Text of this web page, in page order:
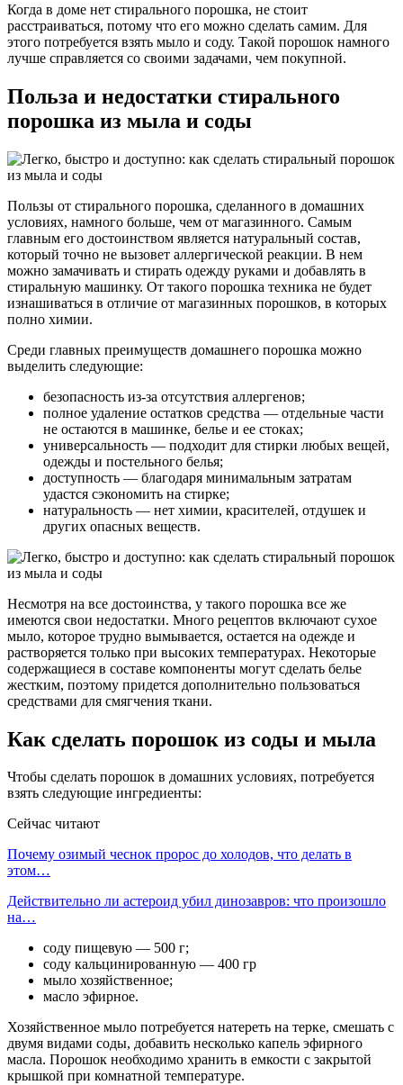
Когда в доме нет стирального порошка, не стоит
расстраиваться, потому что его можно сделать самим. Для
этого потребуется взять мыло и соду. Такой порошок намного
лучше справляется со своими задачами, чем покупной.
Польза и недостатки стирального
порошка из мыла и соды
Пользы от стирального порошка, сделанного в домашних
условиях, намного больше, чем от магазинного. Самым
главным его достоинством является натуральный состав,
который точно не вызовет аллергической реакции. В нем
можно замачивать и стирать одежду руками и добавлять в
стиральную машинку. От такого порошка техника не будет
изнашиваться в отличие от магазинных порошков, в которых
полно химии.
Среди главных преимуществ домашнего порошка можно
выделить следующие:
безопасность из-за отсутствия аллергенов;
полное удаление остатков средства — отдельные части
не остаются в машинке, белье и ее стоках;
универсальность — подходит для стирки любых вещей,
одежды и постельного белья;
доступность — благодаря минимальным затратам
удастся сэкономить на стирке;
натуральность — нет химии, красителей, отдушек и
других опасных веществ.
Несмотря на все достоинства, у такого порошка все же
имеются свои недостатки. Много рецептов включают сухое
мыло, которое трудно вымывается, остается на одежде и
растворяется только при высоких температурах. Некоторые
содержащиеся в составе компоненты могут сделать белье
жестким, поэтому придется дополнительно пользоваться
средствами для смягчения ткани.
Как сделать порошок из соды и мыла
Чтобы сделать порошок в домашних условиях, потребуется
взять следующие ингредиенты:
Сейчас читают
Почему озимый чеснок пророс до холодов, что делать в
этом…
Действительно ли астероид убил динозавров: что произошло
на…
соду пищевую — 500 г;
соду кальцинированную — 400 гр
мыло хозяйственное;
масло эфирное.
Хозяйственное мыло потребуется натереть на терке, смешать с
двумя видами соды, добавить несколько капель эфирного
масла. Порошок необходимо хранить в емкости с закрытой
крышкой при комнатной температуре.